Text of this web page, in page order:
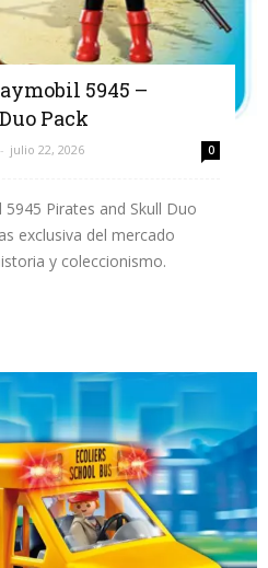
5945 –
Pack
- julio 22, 2026 0
Pirates and Skull Duo
exclusiva del mercado
y coleccionismo.